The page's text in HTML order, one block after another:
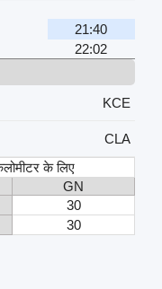
21:40
22:02
KCE
CLA
के लिए
GN
30
30